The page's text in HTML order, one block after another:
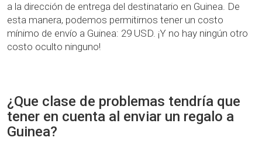
a la dirección de entrega del destinatario en Guinea. De
esta manera, podemos permitirnos tener un costo
mínimo de envío a Guinea: 29 USD. ¡Y no hay ningún otro
costo oculto ninguno!
¿Que clase de problemas tendría que
tener en cuenta al enviar un regalo a
Guinea?